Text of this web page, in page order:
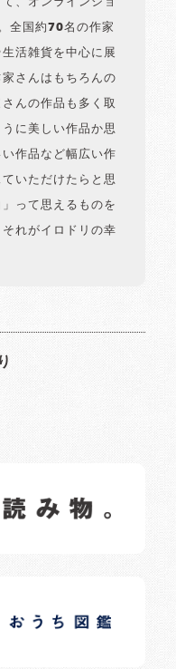
全国約70名の作家
活雑貨を中心に展
さんはもちろんの
んの作品も多く取
に美しい作品か思
作品など幅広い作
いただけたらと思
って思えるものを
れがイロドリの幸